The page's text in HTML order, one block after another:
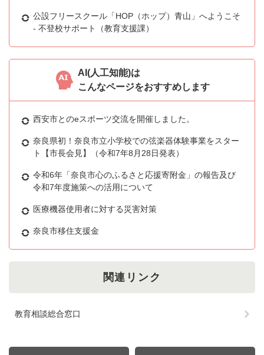
公設フリースクール「HOP（ホップ）青山」へようこそ
- 不登校サポート（教育支援課）
AI(人工知能)は
こんなページをおすすめします
西安市とのeスポーツ交流を開催しました。
奈良県初！奈良市立小学校での弦楽器体験事業をスター
ト【市長会見】（令和7年8月28日発表）
令和6年「奈良市心のふるさと応援寄附金」の報告及び
令和7年度施策への活用について
医療機器使用者に対する災害対策
奈良市移住支援金
関連リンク
教育相談総合窓口